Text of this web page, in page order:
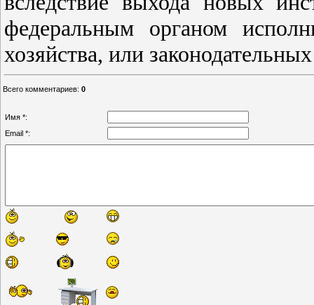
федеральным органом
хозяйства, или
Всего комментариев: 0
Имя *:
Email *: